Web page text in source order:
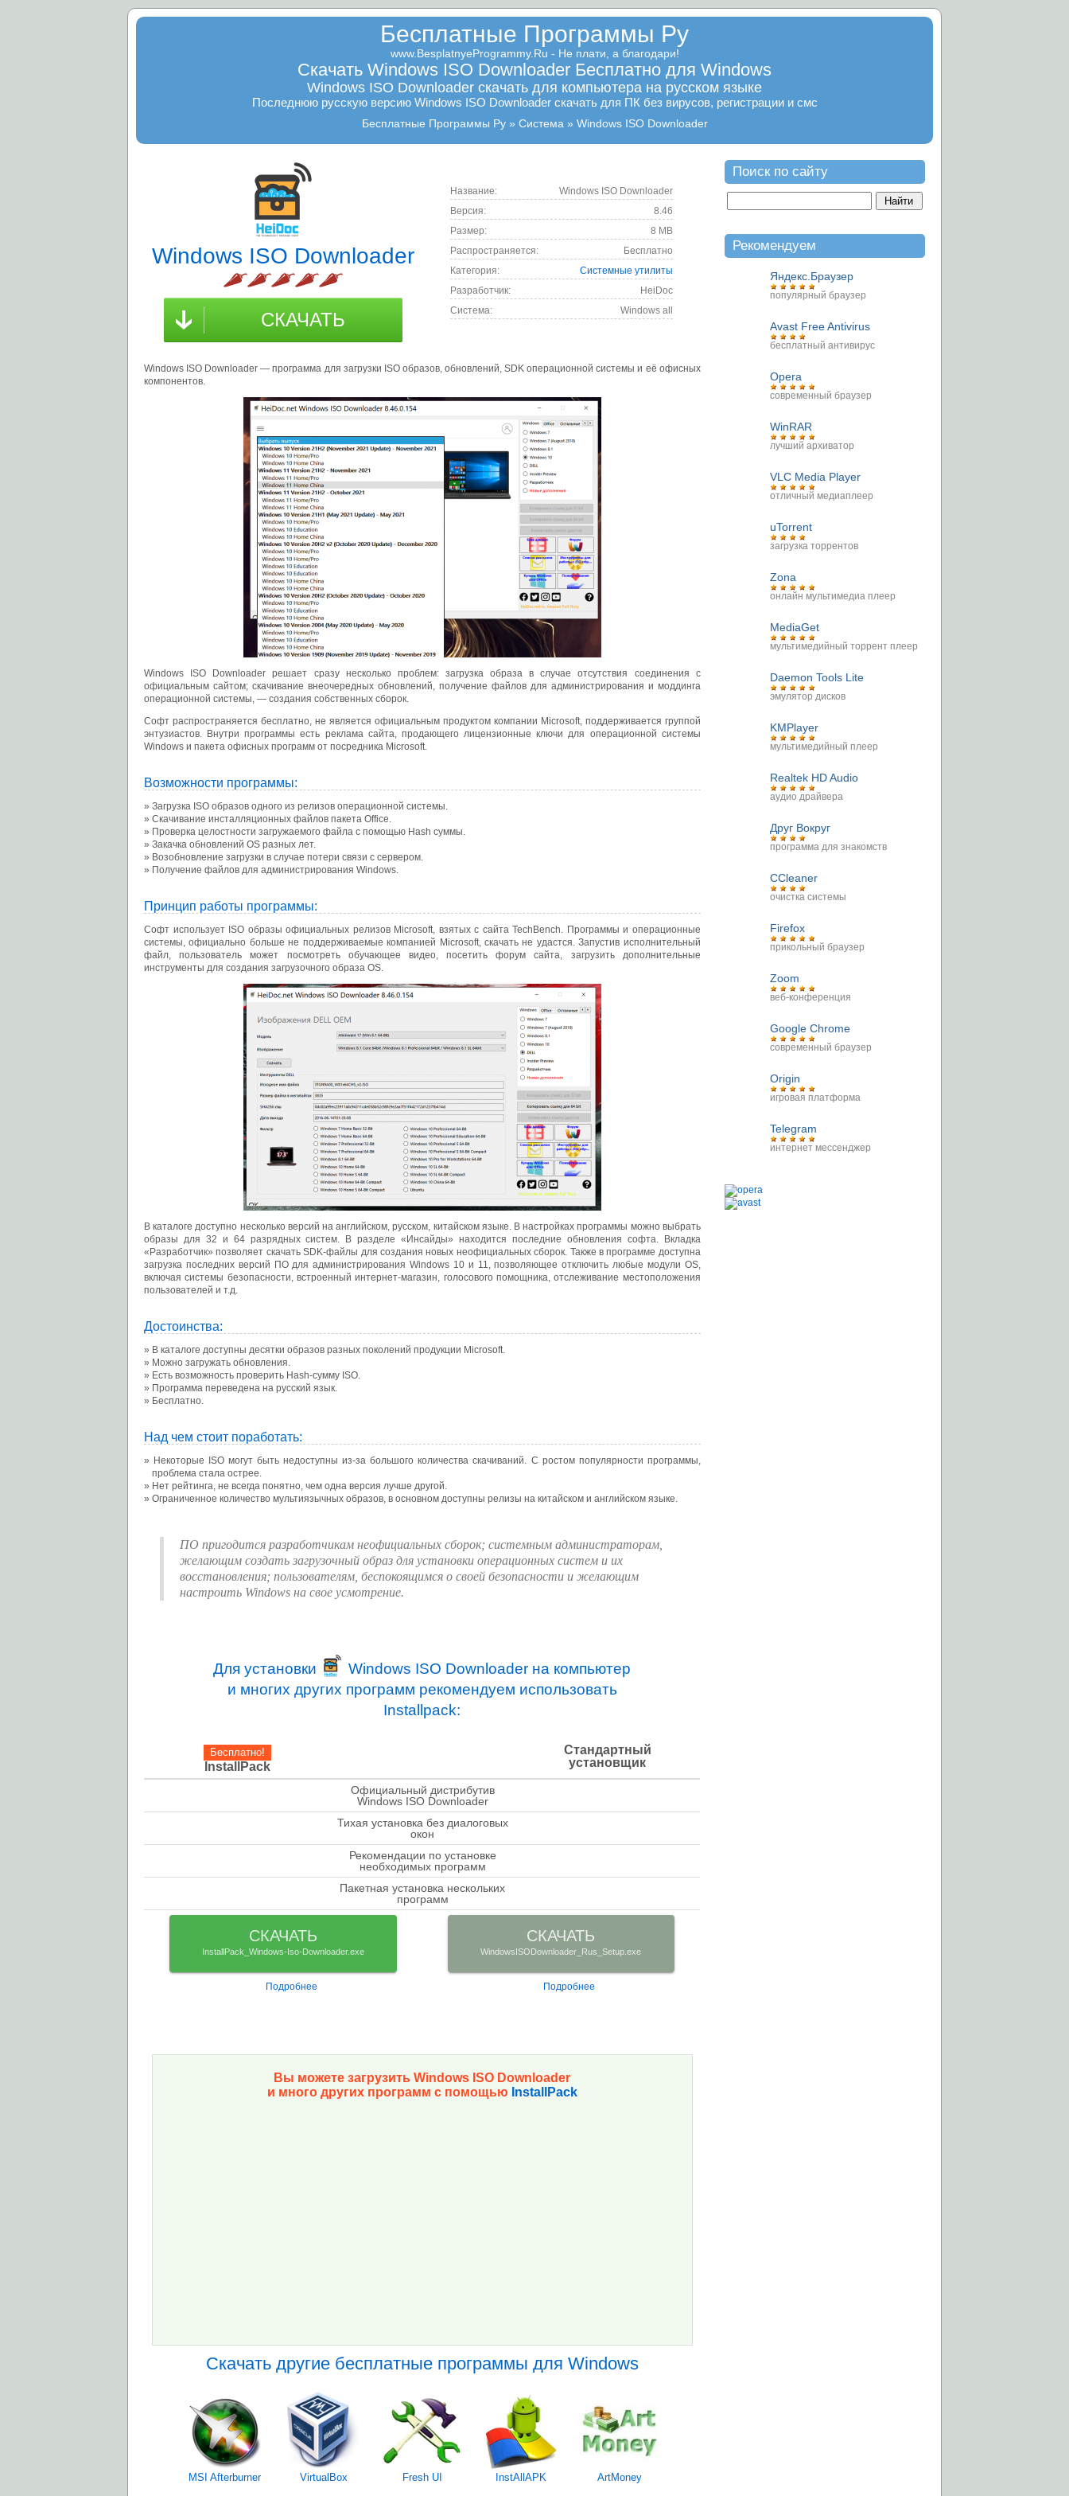
Бесплатные Программы Ру
www.BesplatnyeProgrammy.Ru - Не плати, а благодари!
Скачать Windows ISO Downloader Бесплатно для Windows
Windows ISO Downloader скачать для компьютера на русском языке
Последнюю русскую версию Windows ISO Downloader скачать для ПК без вирусов, регистрации и смс
Бесплатные Программы Ру Система Windows ISO Downloader
Windows ISO Downloader
СКАЧАТЬ
Название:
Windows ISO Downloader
Версия:
8.46
Размер:
8 MB
Распространяется:
Бесплатно
Категория:
Системные утилиты
Разработчик:
HeiDoc
Cистема:
Windows all
Windows ISO Downloader — программа для загрузки ISO образов, обновлений, SDK операционной системы и её офисных
компонентов.
Windows ISO Downloader решает сразу несколько проблем: загрузка образа в случае отсутствия соединения с
официальным сайтом; скачивание внеочередных обновлений, получение файлов для администрирования и моддинга
операционной системы, — создания собственных сборок.
Софт распространяется бесплатно, не является официальным продуктом компании Microsoft, поддерживается группой
энтузиастов. Внутри программы есть реклама сайта, продающего лицензионные ключи для операционной системы
Windows и пакета офисных программ от посредника Microsoft.
Возможности программы:
Загрузка ISO образов одного из релизов операционной системы.
Скачивание инсталляционных файлов пакета Office.
Проверка целостности загружаемого файла с помощью Hash суммы.
Закачка обновлений OS разных лет.
Возобновление загрузки в случае потери связи с сервером.
Получение файлов для администрирования Windows.
Принцип работы программы:
Софт использует ISO образы официальных релизов Microsoft, взятых с сайта TechBench. Программы и операционные
системы, официально больше не поддерживаемые компанией Microsoft, скачать не удастся. Запустив исполнительный
файл, пользователь может посмотреть обучающее видео, посетить форум сайта, загрузить дополнительные
инструменты для создания загрузочного образа OS.
В каталоге доступно несколько версий на английском, русском, китайском языке. В настройках программы можно выбрать
образы для 32 и 64 разрядных систем. В разделе «Инсайды» находится последние обновления софта. Вкладка
«Разработчик» позволяет скачать SDK-файлы для создания новых неофициальных сборок. Также в программе доступна
загрузка последних версий ПО для администрирования Windows 10 и 11, позволяющее отключить любые модули OS,
включая системы безопасности, встроенный интернет-магазин, голосового помощника, отслеживание местоположения
пользователей и т.д.
Достоинства:
В каталоге доступны десятки образов разных поколений продукции Microsoft.
Можно загружать обновления.
Есть возможность проверить Hash-сумму ISO.
Программа переведена на русский язык.
Бесплатно.
Над чем стоит поработать:
Некоторые ISO могут быть недоступны из-за большого количества скачиваний. С ростом популярности программы,
проблема стала острее.
Нет рейтинга, не всегда понятно, чем одна версия лучше другой.
Ограниченное количество мультиязычных образов, в основном доступны релизы на китайском и английском языке.
ПО пригодится разработчикам неофициальных сборок; системным администраторам,
желающим создать загрузочный образ для установки операционных систем и их
восстановления; пользователям, беспокоящимся о своей безопасности и желающим
настроить Windows на свое усмотрение.
Для установки
Windows ISO Downloader на компьютер
и многих других программ рекомендуем использовать
Installpack:
Бесплатно!
InstallPack
Стандартный
установщик
Официальный дистрибутив
Windows ISO Downloader
Тихая установка без диалоговых
окон
Рекомендации по установке
необходимых программ
Пакетная установка нескольких
программ
СКАЧАТЬ
InstallPack_Windows-Iso-Downloader.exe
Подробнее
СКАЧАТЬ
WindowsISODownloader_Rus_Setup.exe
Подробнее
Вы можете загрузить Windows ISO Downloader
и много других программ с помощью InstallPack
Скачать другие бесплатные программы для Windows
MSI Afterburner VirtualBox Fresh UI InstAllAPK ArtMoney
Поиск по сайту
Рекомендуем
Яндекс.Браузер
популярный браузер
Avast Free Antivirus
бесплатный антивирус
Opera
современный браузер
WinRAR
лучший архиватор
VLC Media Player
отличный медиаплеер
uTorrent
загрузка торрентов
Zona
онлайн мультимедиа плеер
MediaGet
мультимедийный торрент плеер
Daemon Tools Lite
эмулятор дисков
KMPlayer
мультимедийный плеер
Realtek HD Audio
аудио драйвера
Друг Вокруг
программа для знакомств
CCleaner
очистка системы
Firefox
прикольный браузер
Zoom
веб-конференция
Google Chrome
современный браузер
Origin
игровая платформа
Telegram
интернет мессенджер